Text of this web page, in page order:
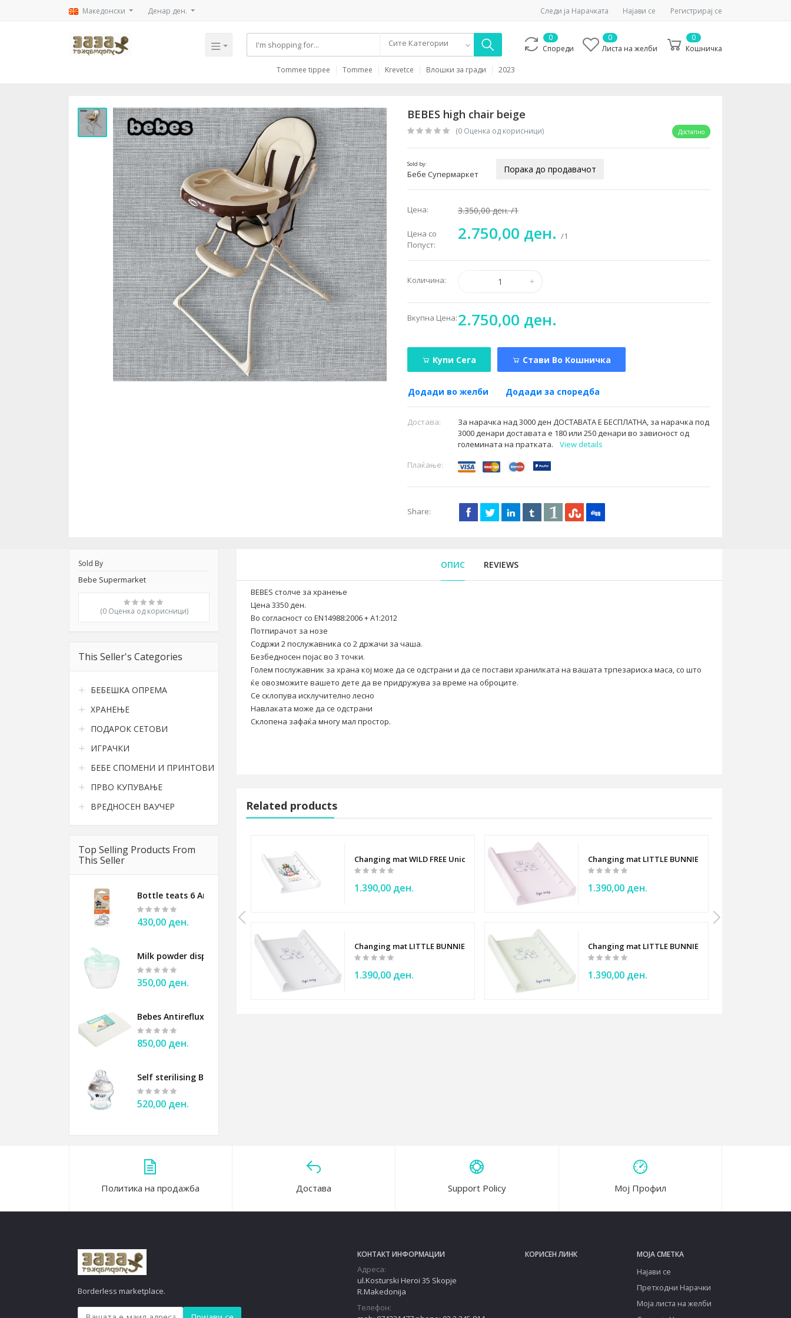
Mакедонски Денар ден. Следи ја Нарачката Најави се Регистрирај се
Сите Категории
Спореди
0
Листа на желби
0
Кошничка
0
Tommee tippee Tommee Krevetce Влошки за гради 2023
BEBES high chair beige
(0 Oценка од корисници) Достапно
Sold by:
Бебе Супермаркет Порака до продавачот
Цена: 3.350,00 ден./1
Цена со
Попуст:
2.750,00 ден. /1
Количина:
Вкупна Цена:2.750,00 ден.
Купи Сега Стави Во Кошничка
Додади во желби Додади за споредба
Достава:
За нарачка над 3000 ден ДОСТАВАТА Е БЕСПЛАТНА, за нарачка под
3000 денари доставата е 180 или 250 денари во зависност од
големината на пратката.
View details
Плаќање:
Share:
Sold By
Bebe Supermarket
(0 Oценка од корисници)
This Seller's Categories
БЕБЕШКА ОПРЕМА
ХРАНЕЊЕ
ПОДАРОК СЕТОВИ
ИГРАЧКИ
БЕБЕ СПОМЕНИ И ПРИНТОВИ
ПРВО КУПУВАЊЕ
ВРЕДНОСЕН ВАУЧЕР
Top Selling Products From
This Seller
Bottle teats 6 Anticolic Tommee Tippee
430,00 ден.
Milk powder dispenser BABYONO
350,00 ден.
Bebes Antireflux Pillow for baby
850,00 ден.
Self sterilising Bottle 150ml Anticolic Natural Start Tommee Tippee
520,00 ден.
ОПИС REVIEWS
BEBES столче за хранење
Цена 3350 ден.
Во согласност со EN14988:2006 + A1:2012
Потпирачот за нозе
Содржи 2 послужавника со 2 држачи за чаша.
Безбедносен појас во 3 точки.
Голем послужавник за храна кој може да се одстрани и да се постави хранилката на вашата трпезариска маса, со што
ќе овозможите вашето дете да ве придружува за време на оброците.
Се склопува исклучително лесно
Навлаката може да се одстрани
Склопена зафаќа многу мал простор.
Related products
Playpen Bebes balls and door
6.400,00 ден.
Changing mat WILD FREE Unicorn - Tega Baby
1.390,00 ден.
Changing mat LITTLE BUNNIES white - Tega Baby
1.390,00 ден.
Changing mat LITTLE BUNNIES light pink - Tega Baby
1.390,00 ден.
Changing mat LITTLE BUNNIES light green - Tega
1.390,00 ден.
Политика на продажба Достава Support Policy Мој Профил
Borderless marketplace.
КОНТАКТ ИНФОРМАЦИИ
Адреса:
ul.Kosturski Heroi 35 Skopje
R.Makedonija
Телефон:
КОРИСЕН ЛИНК МОЈА СМЕТКА
Најави се
Претходни Нарачки
Моја листа на желби